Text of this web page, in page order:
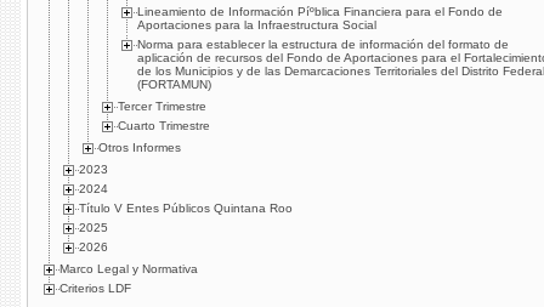
Lineamiento de Información Píºblica Financiera para el Fondo de
Aportaciones para la Infraestructura Social
Norma para establecer la estructura de información del formato de
aplicación de recursos del Fondo de Aportaciones para el
de los Municipios y de las Demarcaciones Territoriales del Distrito Federal
(FORTAMUN)
Tercer Trimestre
Cuarto Trimestre
Otros Informes
2023
2024
Título V Entes Públicos Quintana Roo
2025
2026
Marco Legal y Normativa
Criterios LDF